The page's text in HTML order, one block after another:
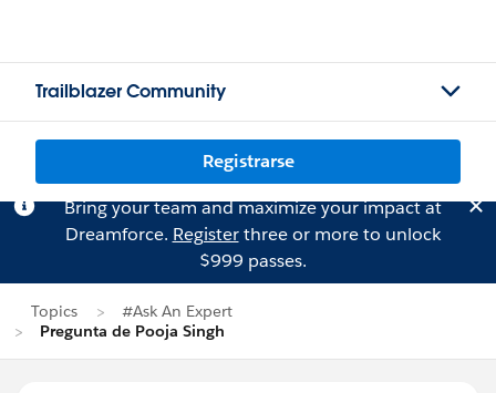
Trailblazer Community
Registrarse
Bring your team and maximize your impact at
Dreamforce. Registerthree or more to unlock
$999 passes.
Topics
#Ask An Expert
Pregunta de Pooja Singh